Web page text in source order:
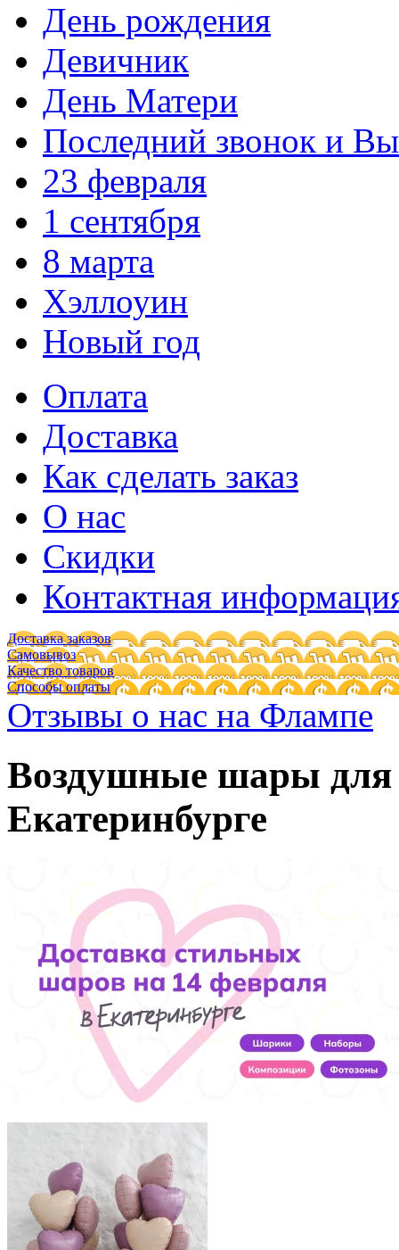
День рождения
Девичник
День Матери
Последний звонок и
23 февраля
1 сентября
8 марта
Хэллоуин
Новый год
Оплата
Доставка
Как сделать заказ
О нас
Скидки
Контактная
Доставка заказов
Самовывоз
Качество товаров
Способы оплаты
Отзывы о нас на Флампе
Воздушные шары для
Екатеринбурге